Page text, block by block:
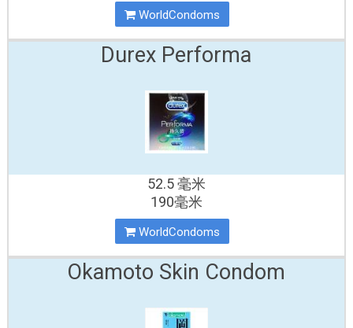
WorldCondoms
Durex Performa
52.5 毫米
190毫米
WorldCondoms
Okamoto Skin Condom